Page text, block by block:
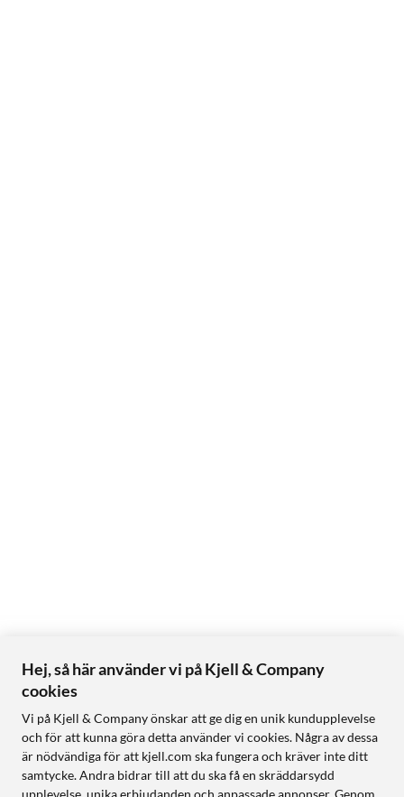
Hej, så här använder vi på Kjell & Company
cookies
Vi på Kjell & Company önskar att ge dig en unik kundupplevelse
och för att kunna göra detta använder vi cookies. Några av dessa
är nödvändiga för att kjell.com ska fungera och kräver inte ditt
samtycke. Andra bidrar till att du ska få en skräddarsydd
upplevelse, unika erbjudanden och anpassade annonser. Genom